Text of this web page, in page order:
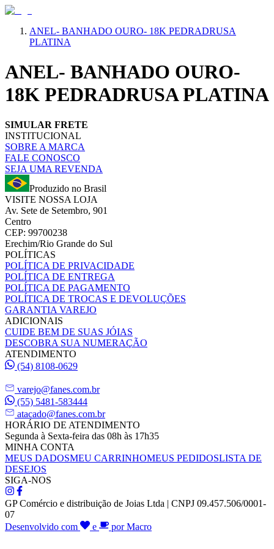
ANEL- BANHADO OURO- 18K PEDRADRUSA
PLATINA
ANEL- BANHADO OURO-
18K PEDRADRUSA PLATINA
SIMULAR FRETE
INSTITUCIONAL
SOBRE A MARCA
FALE CONOSCO
SEJA UMA REVENDA
Produzido no Brasil
VISITE NOSSA LOJA
Av. Sete de Setembro, 901
Centro
CEP: 99700238
Erechim/Rio Grande do Sul
POLÍTICAS
POLÍTICA DE PRIVACIDADE
POLÍTICA DE ENTREGA
POLÍTICA DE PAGAMENTO
POLÍTICA DE TROCAS E DEVOLUÇÕES
GARANTIA VAREJO
ADICIONAIS
CUIDE BEM DE SUAS JÓIAS
DESCOBRA SUA NUMERAÇÃO
ATENDIMENTO
(54) 8108-0629
varejo@fanes.com.br
(55) 5481-583444
atacado@fanes.com.br
HORÁRIO DE ATENDIMENTO
Segunda à Sexta-feira das 08h às 17h35
MINHA CONTA
MEUS DADOSMEU CARRINHOMEUS PEDIDOSLISTA DE
DESEJOS
SIGA-NOS
GP Comércio e distribuição de Joias Ltda | CNPJ 09.457.506/0001-
07
Desenvolvido com
e por Macro